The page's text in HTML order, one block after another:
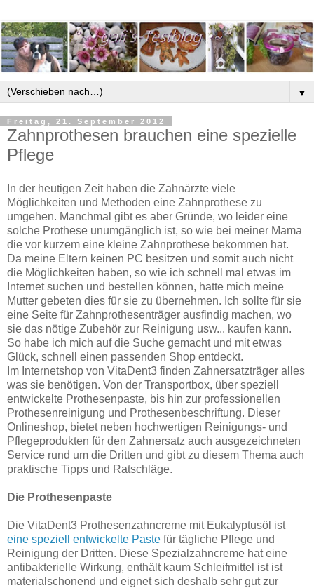
▼
Freitag, 21. September 2012
Zahnprothesen brauchen eine spezielle
Pflege
In der heutigen Zeit haben die Zahnärzte viele
Möglichkeiten und Methoden eine Zahnprothese zu
umgehen. Manchmal gibt es aber Gründe, wo leider eine
solche Prothese unumgänglich ist, so wie bei meiner Mama
die vor kurzem eine kleine Zahnprothese bekommen hat.
Da meine Eltern keinen PC besitzen und somit auch nicht
die Möglichkeiten haben, so wie ich schnell mal etwas im
Internet suchen und bestellen können, hatte mich meine
Mutter gebeten dies für sie zu übernehmen. Ich sollte für sie
eine Seite für Zahnprothesenträger ausfindig machen, wo
sie das nötige Zubehör zur Reinigung usw... kaufen kann.
So habe ich mich auf die Suche gemacht und mit etwas
Glück, schnell einen passenden Shop entdeckt.
Im Internetshop von VitaDent3 finden Zahnersatzträger alles
was sie benötigen. Von der Transportbox, über speziell
entwickelte Prothesenpaste, bis hin zur professionellen
Prothesenreinigung und Prothesenbeschriftung. Dieser
Onlineshop, bietet neben hochwertigen Reinigungs- und
Pflegeprodukten für den Zahnersatz auch ausgezeichneten
Service rund um die Dritten und gibt zu diesem Thema auch
praktische Tipps und Ratschläge.
Die Prothesenpaste
Die VitaDent3 Prothesenzahncreme mit Eukalyptusöl ist
eine speziell entwickelte Paste für tägliche Pflege und
Reinigung der Dritten. Diese Spezialzahncreme hat eine
antibakterielle Wirkung, enthält kaum Schleifmittel ist ist
materialschonend und eignet sich deshalb sehr gut zur